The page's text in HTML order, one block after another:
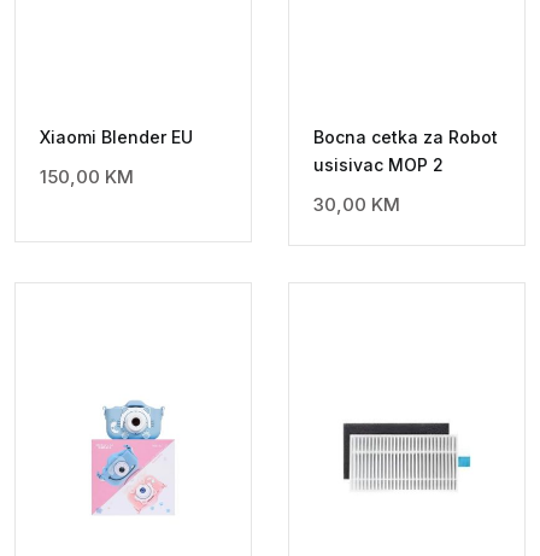
Xiaomi Blender EU
150,00 KM
Bocna cetka za Robot
usisivac MOP 2
30,00 KM